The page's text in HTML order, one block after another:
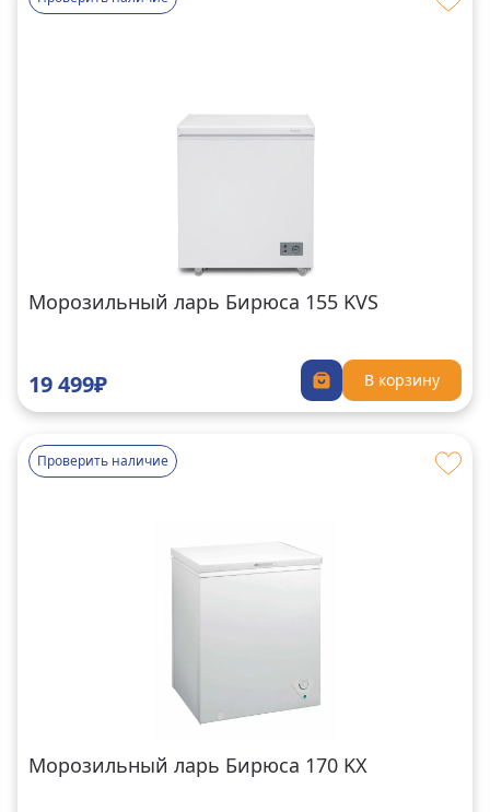
Морозильный ларь Бирюса 155 KVS
19 499₽ В корзину
Проверить наличие
Морозильный ларь Бирюса 170 KX